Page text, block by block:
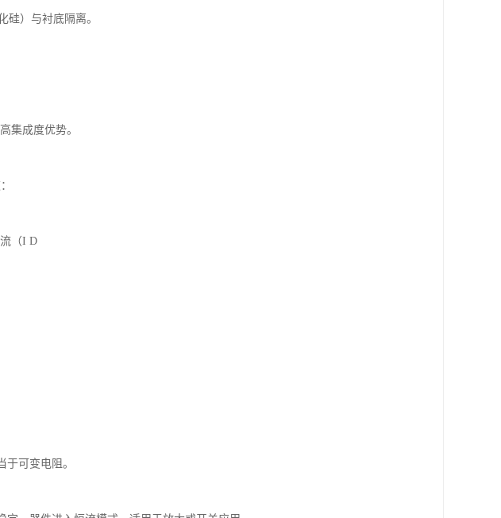
硅）与衬底隔离。
集成度优势。
（I D
可变电阻。